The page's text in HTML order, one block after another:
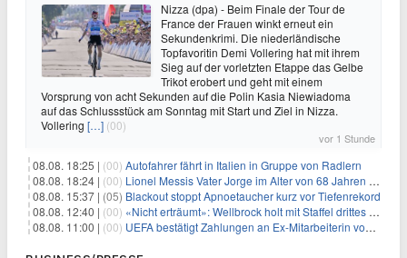
Nizza (dpa) - Beim Finale der Tour de
France der Frauen winkt erneut ein
Sekundenkrimi. Die niederländische
Topfavoritin Demi Vollering hat mit ihrem
Sieg auf der vorletzten Etappe das Gelbe
Trikot erobert und geht mit einem
Vorsprung von acht Sekunden auf die Polin Kasia Niewiadoma
auf das Schlussstück am Sonntag mit Start und Ziel in Nizza.
Vollering […] (00)
vor 1 Stunde
08.08. 18:25 | (00) Autofahrer fährt in Italien in Gruppe von Radlern
08.08. 18:24 | (00) Lionel Messis Vater Jorge im Alter von 68 Jahren gestorben
08.08. 15:37 | (05) Blackout stoppt Apnoetaucher kurz vor Tiefenrekord
08.08. 12:40 | (00) «Nicht erträumt»: Wellbrock holt mit Staffel drittes EM-Gold
08.08. 11:00 | (00) UEFA bestätigt Zahlungen an Ex-Mitarbeiterin von Infantino